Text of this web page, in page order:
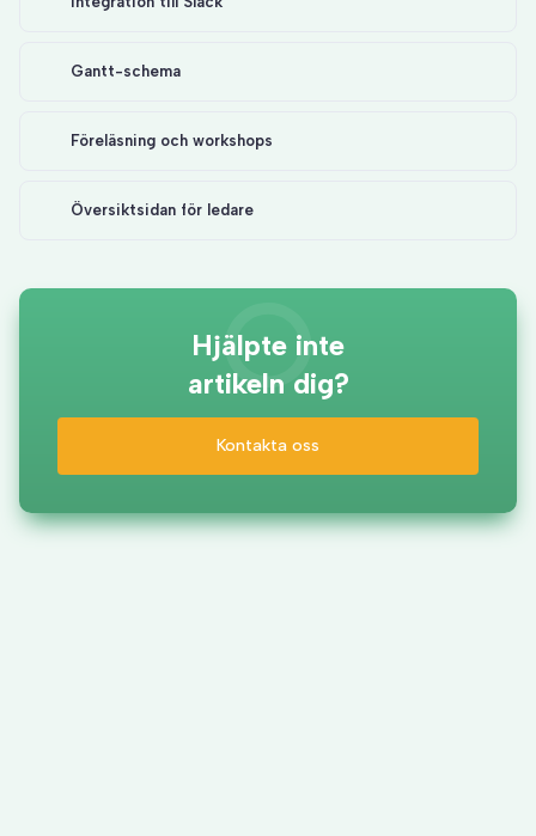
Gantt-schema
Föreläsning och workshops
Översiktsidan för ledare
Hjälpte inte
artikeln dig?
Kontakta oss